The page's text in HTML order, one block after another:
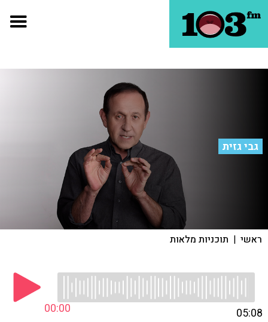
גבי גזית
ראשי | תוכניות מלאות
00:00 05:08